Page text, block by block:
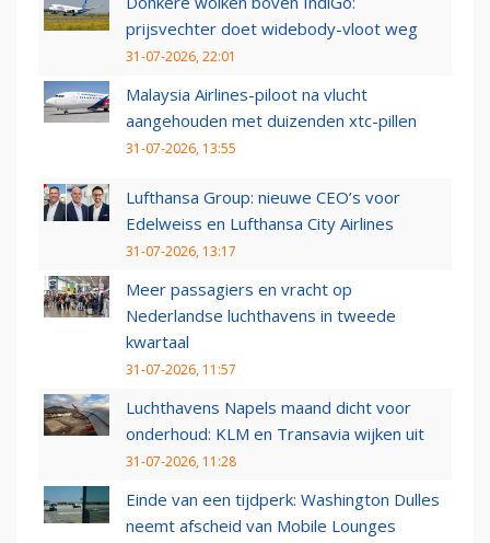
prijsvechter doet widebody-vloot weg
31-07-2026, 22:01
Malaysia Airlines-piloot na vlucht
aangehouden met duizenden xtc-pillen
31-07-2026, 13:55
Lufthansa Group: nieuwe CEO’s voor
Edelweiss en Lufthansa City Airlines
31-07-2026, 13:17
Meer passagiers en vracht op
Nederlandse luchthavens in tweede
kwartaal
31-07-2026, 11:57
Luchthavens Napels maand dicht voor
onderhoud: KLM en Transavia wijken uit
31-07-2026, 11:28
Einde van een tijdperk: Washington Dulles
neemt afscheid van Mobile Lounges